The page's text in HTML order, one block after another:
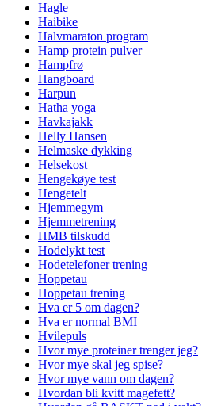
Hagle
Haibike
Halvmaraton program
Hamp protein pulver
Hampfrø
Hangboard
Harpun
Hatha yoga
Havkajakk
Helly Hansen
Helmaske dykking
Helsekost
Hengekøye test
Hengetelt
Hjemmegym
Hjemmetrening
HMB tilskudd
Hodelykt test
Hodetelefoner trening
Hoppetau
Hoppetau trening
Hva er 5 om dagen?
Hva er normal BMI
Hvilepuls
Hvor mye proteiner trenger jeg?
Hvor mye skal jeg spise?
Hvor mye vann om dagen?
Hvordan bli kvitt magefett?